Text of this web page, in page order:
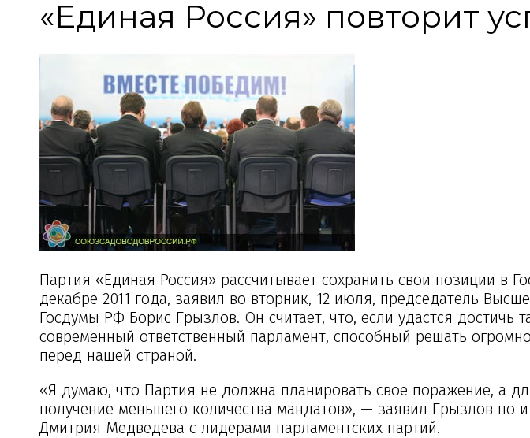
«Единая Россия» повторит
Партия «Единая Россия» рассчитывает сохранить свои позиции в
декабре 2011 года, заявил во вторник, 12 июля, председатель
Госдумы РФ Борис Грызлов. Он считает, что, если удастся достичь
современный ответственный парламент, способный решать
перед нашей страной.
«Я думаю, что Партия не должна планировать свое поражение, а
получение меньшего количества мандатов», — заявил Грызлов по
Дмитрия Медведева с лидерами парламентских партий.